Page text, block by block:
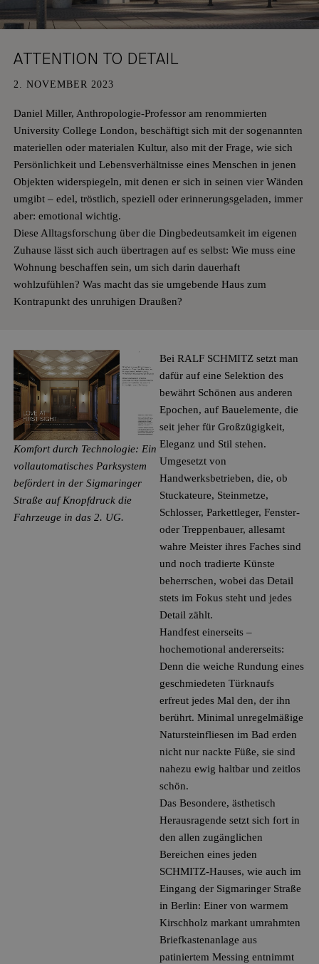
KÖLN
DATENSCHUTZ
KARRIERE
ATTENTION TO DETAIL
2. NOVEMBER 2023
Daniel Miller, Anthropologie-Professor am renommierten
University College London, beschäftigt sich mit der sogenannten
materiellen oder materialen Kultur, also mit der Frage, wie sich
Persönlichkeit und Lebensverhältnisse eines Menschen in jenen
Objekten widerspiegeln, mit denen er sich in seinen vier Wänden
umgibt – edel, tröstlich, speziell oder erinnerungsgeladen, immer
aber: emotional wichtig.
Diese Alltagsforschung über die Dingbedeutsamkeit im eigenen
Zuhause lässt sich auch übertragen auf es selbst: Wie muss eine
Wohnung beschaffen sein, um sich darin dauerhaft
wohlzufühlen? Was macht das sie umgebende Haus zum
Kontrapunkt des unruhigen Draußen?
Komfort durch Technologie: Ein
vollautomatisches Parksystem
befördert in der Sigmaringer
Straße auf Knopfdruck die
Fahrzeuge in das 2. UG.
Bei RALF SCHMITZ setzt man
dafür auf eine Selektion des
bewährt Schönen aus anderen
Epochen, auf Bauelemente, die
seit jeher für Großzügigkeit,
Eleganz und Stil stehen.
Umgesetzt von
Handwerksbetrieben, die, ob
Stuckateure, Steinmetze,
Schlosser, Parkettleger, Fenster-
oder Treppenbauer, allesamt
wahre Meister ihres Faches sind
und noch tradierte Künste
beherrschen, wobei das Detail
stets im Fokus steht und jedes
Detail zählt.
Handfest einerseits –
hochemotional andererseits:
Denn die weiche Rundung eines
geschmiedeten Türknaufs
erfreut jedes Mal den, der ihn
berührt. Minimal unregelmäßige
Natursteinfliesen im Bad erden
nicht nur nackte Füße, sie sind
nahezu ewig haltbar und zeitlos
schön.
Das Besondere, ästhetisch
Herausragende setzt sich fort in
den allen zugänglichen
Bereichen eines jeden
SCHMITZ-Hauses, wie auch im
Eingang der Sigmaringer Straße
in Berlin: Einer von warmem
Kirschholz markant umrahmten
Briefkastenanlage aus
patiniertem Messing entnimmt